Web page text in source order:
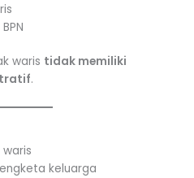
waris tidak memiliki
.
keluarga